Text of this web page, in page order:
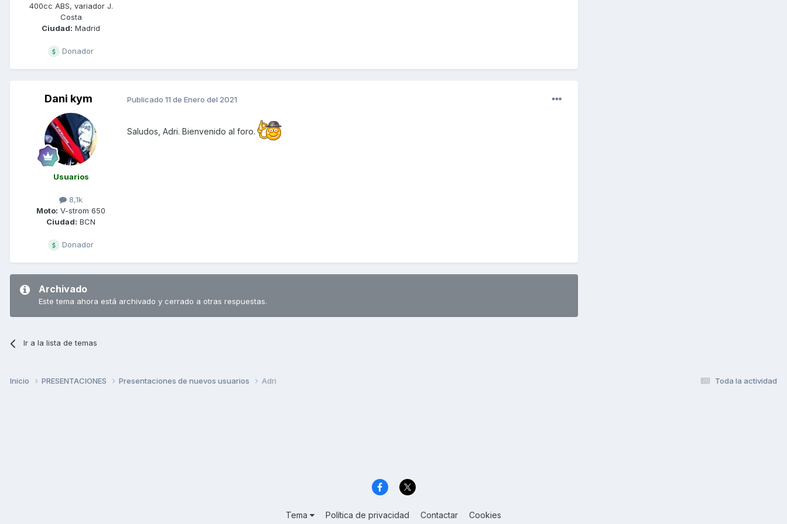
400cc ABS, variador J.
Costa
Ciudad: Madrid
Donador
Dani kym
Usuarios
8,1k
Moto: V-strom 650
Ciudad: BCN
Donador
Publicado 11 de Enero del 2021
Saludos, Adri. Bienvenido al foro.
Archivado
Este tema ahora está archivado y cerrado a otras respuestas.
Ir a la lista de temas
Toda la actividad
Inicio PRESENTACIONES Presentaciones de nuevos usuarios Adri
Tema Política de privacidad Contactar Cookies